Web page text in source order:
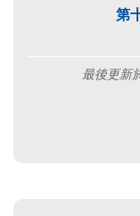
第
最後更新